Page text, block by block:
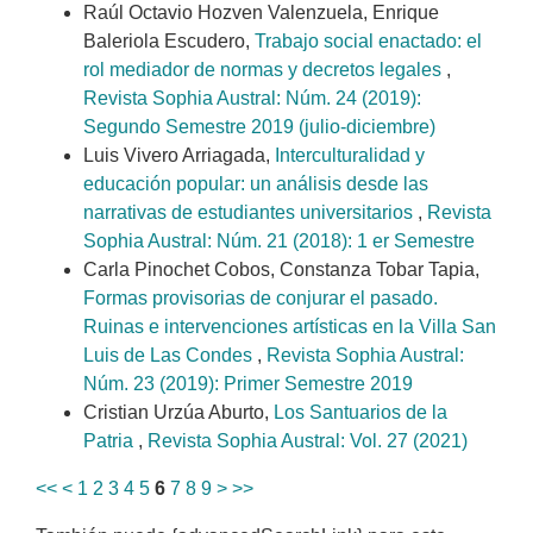
Raúl Octavio Hozven Valenzuela, Enrique
Baleriola Escudero, Trabajo social enactado: el
rol mediador de normas y decretos legales ,
Revista Sophia Austral: Núm. 24 (2019):
Segundo Semestre 2019 (julio-diciembre)
Luis Vivero Arriagada, Interculturalidad y
educación popular: un análisis desde las
narrativas de estudiantes universitarios , Revista
Sophia Austral: Núm. 21 (2018): 1 er Semestre
Carla Pinochet Cobos, Constanza Tobar Tapia,
Formas provisorias de conjurar el pasado.
Ruinas e intervenciones artísticas en la Villa San
Luis de Las Condes , Revista Sophia Austral:
Núm. 23 (2019): Primer Semestre 2019
Cristian Urzúa Aburto, Los Santuarios de la
Patria , Revista Sophia Austral: Vol. 27 (2021)
<< < 1 2 3 4 5 6 7 8 9 > >>